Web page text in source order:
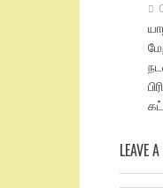
LEAVE